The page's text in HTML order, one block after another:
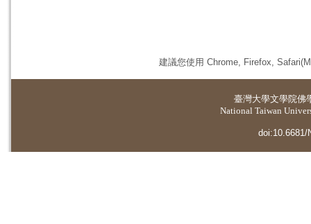
建議您使用 Chrome, Firefox,
臺灣大學文學院佛
National Taiwan
doi:10.6681/